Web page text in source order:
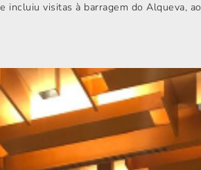
incluiu visitas à barragem do Alqueva, ao